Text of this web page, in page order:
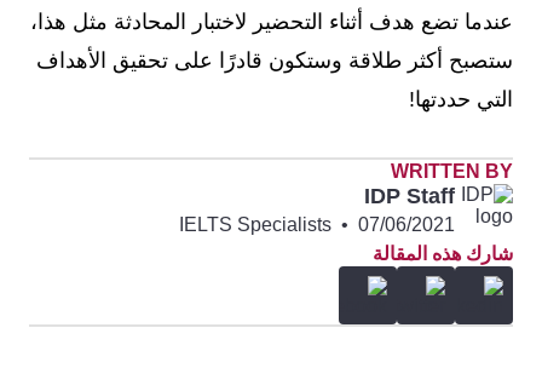
عندما تضع هدف أثناء التحضير لاختبار المحادثة مثل هذا،
ستصبح أكثر طلاقة وستكون قادرًا على تحقيق الأهداف
التي حددتها!
WRITTEN BY
IDP Staff
07/06/2021
•
IELTS Specialists
شارك هذه المقالة